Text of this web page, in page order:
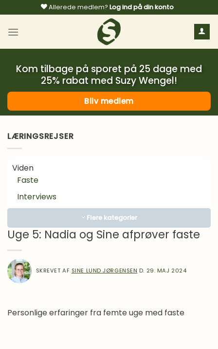
til
indhold
Allerede medlem? Log ind på din konto
Kom tilbage på sporet på 25 dage med
25% rabat med Suzy Wengel!
Bliv medlem
LÆRINGSREJSER
Viden
Faste
Interviews
Lægens hjørne
Motivation
Om Mad
Inspiration
Flere kategorier
Uge 5: Nadia og Sine afprøver faste
SKREVET AF SINE LUND JØRGENSEN D. 29. MAJ 2024
Personlige erfaringer fra femte uge med faste